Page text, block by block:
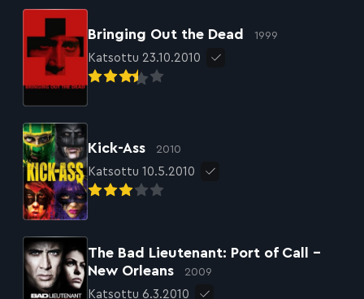
Bringing Out the Dead 1999
Katsottu 23.10.2010
Kick-Ass 2010
Katsottu 10.5.2010
The Bad Lieutenant: Port of Call –
New Orleans
2009
Katsottu 6.3.2010